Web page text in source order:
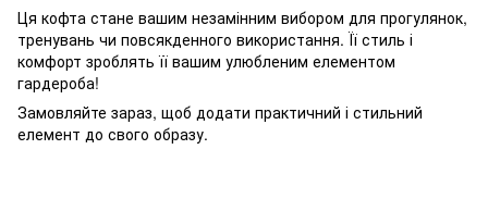
Ця кофта стане вашим незамінним вибором для прогулянок,
тренувань чи повсякденного використання. Її стиль і
комфорт зроблять її вашим улюбленим елементом
гардероба!
Замовляйте зараз, щоб додати практичний і стильний
елемент до свого образу.